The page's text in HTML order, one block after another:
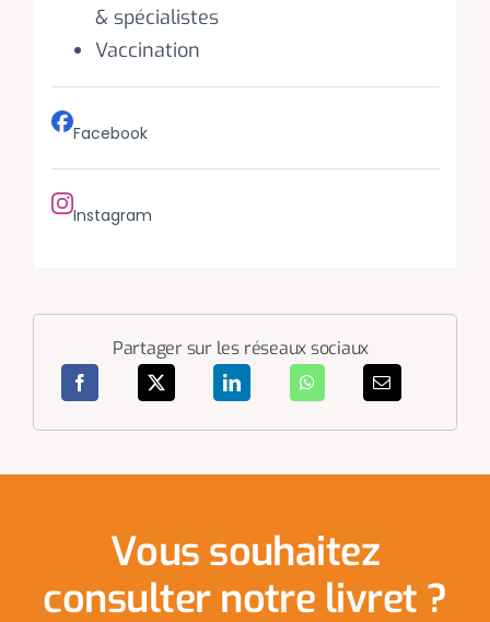
& spécialistes
Vaccination
Facebook
Instagram
Partager sur les réseaux sociaux
Vous souhaitez
consulter notre livret ?